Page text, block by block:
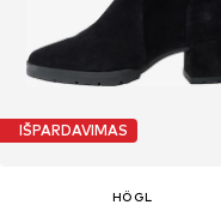
IŠPARDAVIMAS
HÖGL